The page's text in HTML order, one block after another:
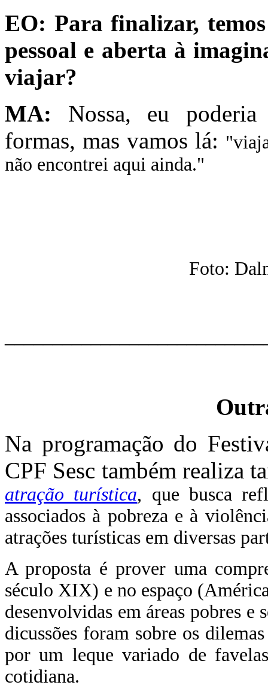
EO: Para finalizar,
pessoal e aberta à
viajar?
MA: Nossa, eu poderia
formas, mas vamos lá: "v
não encontrei aqui ainda."
Foto:
Na programação do
CPF Sesc também realiza
atração turística, que busca
associados à pobreza e à
atrações turísticas em diversas
A proposta é prover uma
século XIX) e no espaço
desenvolvidas em áreas pobres e
dicussões foram sobre os
por um leque variado de
cotidiana.